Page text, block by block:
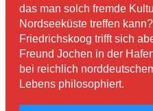
das man solch fremde
Nordseeküste treffen
Friedrichskoog trifft sich
Freund Jochen in der
bei reichlich
Lebens philosophiert.